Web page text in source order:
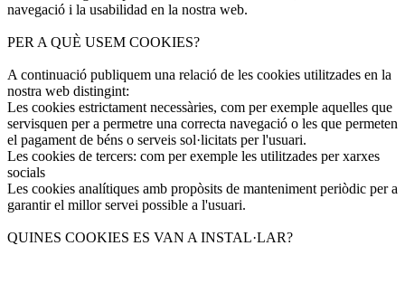
navegació i la usabilidad en la nostra web.
PER A QUÈ USEM COOKIES?
A continuació publiquem una relació de les cookies utilitzades en la
nostra web distingint:
Les cookies estrictament necessàries, com per exemple aquelles que
servisquen per a permetre una correcta navegació o les que permeten
el pagament de béns o serveis sol·licitats per l'usuari.
Les cookies de tercers: com per exemple les utilitzades per xarxes
socials
Les cookies analítiques amb propòsits de manteniment periòdic per a
garantir el millor servei possible a l'usuari.
QUINES COOKIES ES VAN A INSTAL·LAR?